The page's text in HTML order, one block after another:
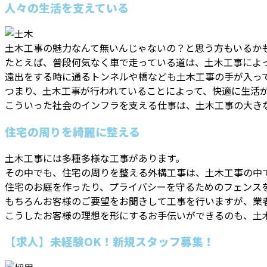
人々の生活を支えている
土木工事の魅力なんて無いんじゃないの？と思う方もいる
たとえば、普段何気なく車で走っている道は、土木工事によ
遠出をする時に通るトンネルや橋なども土木工事の手が入っ
つまり、土木工事が行われていることによって、快適に生
こういった社会のインフラを支える仕事は、土木工事の大
住宅の周りを綺麗に整える
土木工事には多種多様な工事があります。
その中でも、住宅の周りを整える外構工事は、土木工事の
住宅のお庭を作ったり、プライバシーを守るためのフェン
もちろんお客様のご要望をお聞きして工事を行いますが、
こうしたお客様の理想を形にするお手伝いができるのも、
【求人】未経験OK！新規スタッフ募集！